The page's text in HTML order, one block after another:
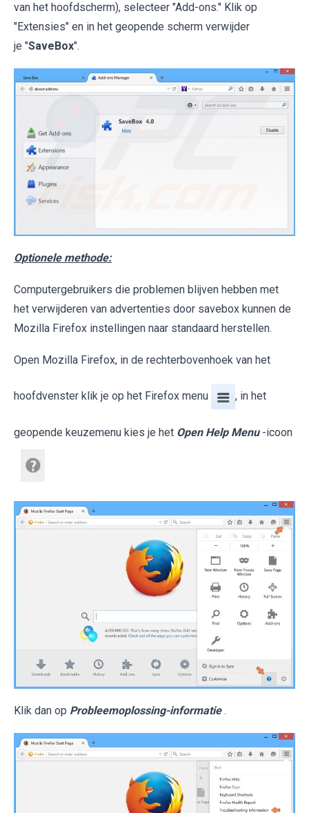
van het hoofdscherm), selecteer "Add-ons." Klik op
"Extensies" en in het geopende scherm verwijder
je "SaveBox".
Optionele methode:
Computergebruikers die problemen blijven hebben met
het verwijderen van advertenties door savebox kunnen de
Mozilla Firefox instellingen naar standaard herstellen.
Open Mozilla Firefox, in de rechterbovenhoek van het
hoofdvenster klik je op het Firefox menu , in het
geopende keuzemenu kies je het Open Help Menu -icoon
Klik dan op Probleemoplossing-informatie .